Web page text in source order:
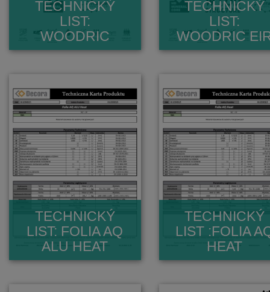
TECHNICKÝ
LIST:
WOODRIC
TECHNICKÝ
LIST:
WOODRIC
TECHNICKÝ
LIST: FOLIA AQ
ALU HEAT
TECHNICKÝ
LIST :FOLIA
HEAT